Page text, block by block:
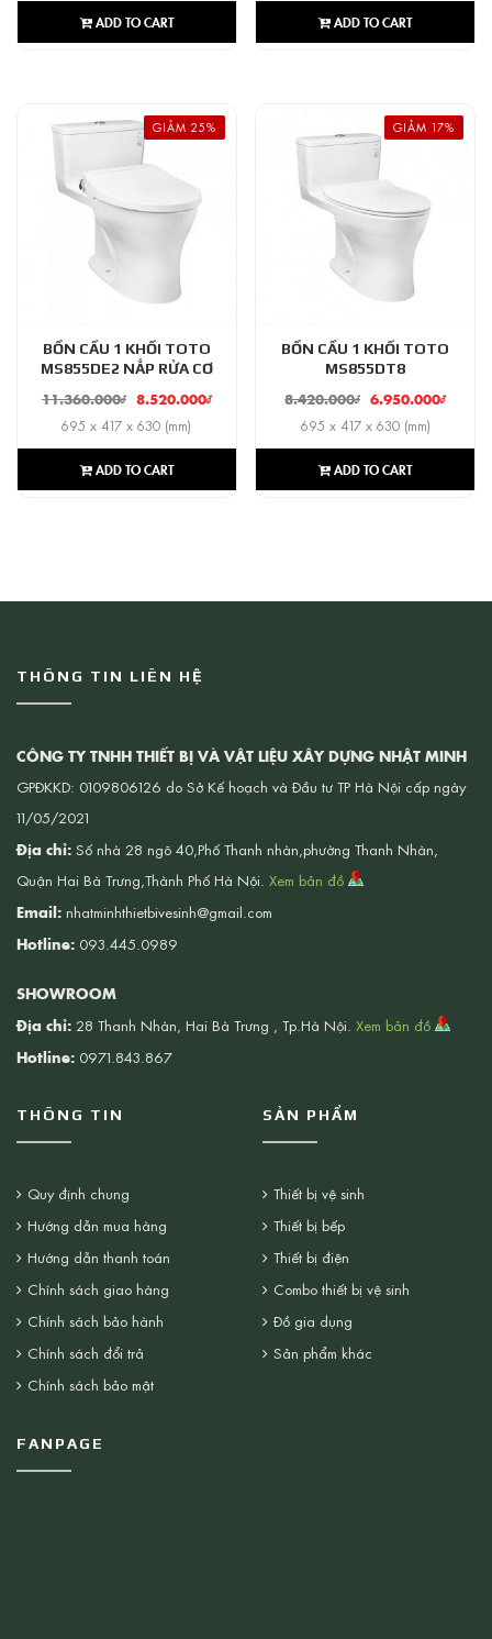
ADD TO CART ADD TO CART
GIẢM 25%
BỒN CẦU 1 KHỐI TOTO
MS855DE2 NẮP RỬA CƠ
11.360.000₫ 8.520.000₫
695 x 417 x 630 (mm)
ADD TO CART
GIẢM 17%
BỒN CẦU 1 KHỐI TOTO
MS855DT8
8.420.000₫ 6.950.000₫
695 x 417 x 630 (mm)
ADD TO CART
THÔNG TIN LIÊN HỆ
CÔNG TY TNHH THIẾT BỊ VÀ VẬT LIỆU XÂY DỰNG NHẬT MINH
GPĐKKD: 0109806126 do Sở Kế hoạch và Đầu tư TP Hà Nội cấp ngày
11/05/2021
Địa chỉ: Số nhà 28 ngõ 40,Phố Thanh nhàn,phường Thanh Nhàn,
Quận Hai Bà Trưng,Thành Phố Hà Nội. Xem bản đồ
Email: nhatminhthietbivesinh@gmail.com
Hotline: 093.445.0989
SHOWROOM
Địa chỉ: 28 Thanh Nhàn, Hai Bà Trưng , Tp.Hà Nội. Xem bản đồ
Hotline: 0971.843.867
THÔNG TIN
Quy định chung
Hướng dẫn mua hàng
Hướng dẫn thanh toán
Chính sách giao hàng
Chính sách bảo hành
Chính sách đổi trả
Chính sách bảo mật
SẢN PHẨM
Thiết bị vệ sinh
Thiết bị bếp
Thiết bị điện
Combo thiết bị vệ sinh
Đồ gia dụng
Sản phẩm khác
FANPAGE